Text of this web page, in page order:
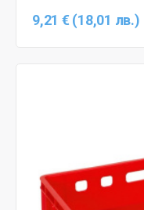
9,21 € (18,01 лв.)